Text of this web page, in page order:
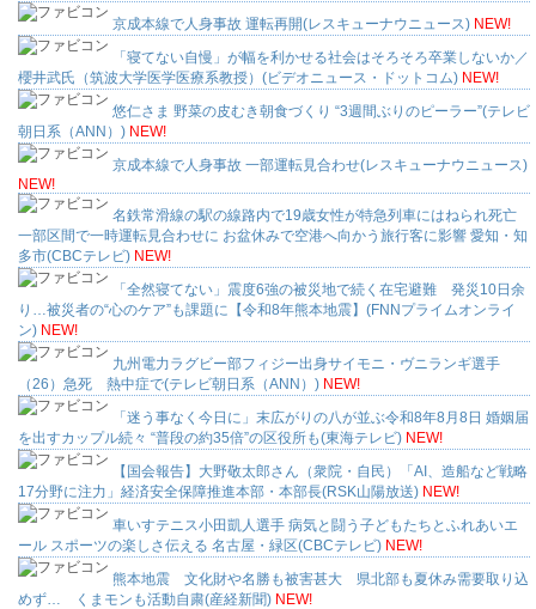
京成本線で人身事故 運転再開(レスキューナウニュース) NEW!
「寝てない自慢」が幅を利かせる社会はそろそろ卒業しないか／
櫻井武氏（筑波大学医学医療系教授）(ビデオニュース・ドットコム) NEW!
悠仁さま 野菜の皮むき朝食づくり “3週間ぶりのピーラー”(テレビ
朝日系（ANN）) NEW!
京成本線で人身事故 一部運転見合わせ(レスキューナウニュース)
NEW!
名鉄常滑線の駅の線路内で19歳女性が特急列車にはねられ死亡
一部区間で一時運転見合わせに お盆休みで空港へ向かう旅行客に影響 愛知・知
多市(CBCテレビ) NEW!
「全然寝てない」震度6強の被災地で続く在宅避難 発災10日余
り…被災者の“心のケア”も課題に【令和8年熊本地震】(FNNプライムオンライ
ン) NEW!
九州電力ラグビー部フィジー出身サイモニ・ヴニランギ選手
（26）急死 熱中症で(テレビ朝日系（ANN）) NEW!
「迷う事なく今日に」末広がりの八が並ぶ令和8年8月8日 婚姻届
を出すカップル続々 “普段の約35倍”の区役所も(東海テレビ) NEW!
【国会報告】大野敬太郎さん（衆院・自民）「AI、造船など戦略
17分野に注力」経済安全保障推進本部・本部長(RSK山陽放送) NEW!
車いすテニス小田凱人選手 病気と闘う子どもたちとふれあいエ
ール スポーツの楽しさ伝える 名古屋・緑区(CBCテレビ) NEW!
熊本地震 文化財や名勝も被害甚大 県北部も夏休み需要取り込
めず… くまモンも活動自粛(産経新聞) NEW!